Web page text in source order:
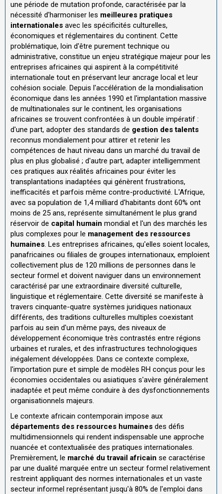
une période de mutation profonde, caractérisée par la
nécessité d'harmoniser les meilleures pratiques
internationales avec les spécificités culturelles,
économiques et réglementaires du continent. Cette
problématique, loin d'être purement technique ou
administrative, constitue un enjeu stratégique majeur pour les
entreprises africaines qui aspirent à la compétitivité
internationale tout en préservant leur ancrage local et leur
cohésion sociale. Depuis l'accélération de la mondialisation
économique dans les années 1990 et l'implantation massive
de multinationales sur le continent, les organisations
africaines se trouvent confrontées à un double impératif :
d'une part, adopter des standards de gestion des talents
reconnus mondialement pour attirer et retenir les
compétences de haut niveau dans un marché du travail de
plus en plus globalisé ; d'autre part, adapter intelligemment
ces pratiques aux réalités africaines pour éviter les
transplantations inadaptées qui génèrent frustrations,
inefficacités et parfois même contre-productivité. L'Afrique,
avec sa population de 1,4 milliard d'habitants dont 60% ont
moins de 25 ans, représente simultanément le plus grand
réservoir de capital humain mondial et l'un des marchés les
plus complexes pour le management des ressources
humaines . Les entreprises africaines, qu'elles soient locales,
panafricaines ou filiales de groupes internationaux, emploient
collectivement plus de 120 millions de personnes dans le
secteur formel et doivent naviguer dans un environnement
caractérisé par une extraordinaire diversité culturelle,
linguistique et réglementaire. Cette diversité se manifeste à
travers cinquante-quatre systèmes juridiques nationaux
différents, des traditions culturelles multiples coexistant
parfois au sein d'un même pays, des niveaux de
développement économique très contrastés entre régions
urbaines et rurales, et des infrastructures technologiques
inégalement développées. Dans ce contexte complexe,
l'importation pure et simple de modèles RH conçus pour les
économies occidentales ou asiatiques s'avère généralement
inadaptée et peut même conduire à des dysfonctionnements
organisationnels majeurs.
Le contexte africain contemporain impose aux
départements des ressources humaines des défis
multidimensionnels qui rendent indispensable une approche
nuancée et contextualisée des pratiques internationales.
Premièrement, le marché du travail africain se caractérise
par une dualité marquée entre un secteur formel relativement
restreint appliquant des normes internationales et un vaste
secteur informel représentant jusqu'à 80% de l'emploi dans